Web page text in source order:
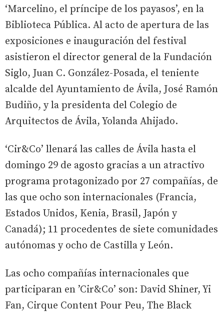
‘Marcelino, el príncipe de los payasos’, en la
Biblioteca Pública. Al acto de apertura de las
exposiciones e inauguración del festival
asistieron el director general de la Fundación
Siglo, Juan C. González-Posada, el teniente
alcalde del Ayuntamiento de Ávila, José Ramón
Budiño, y la presidenta del Colegio de
Arquitectos de Ávila, Yolanda Ahijado.
‘Cir&Co’ llenará las calles de Ávila hasta el
domingo 29 de agosto gracias a un atractivo
programa protagonizado por 27 compañías, de
las que ocho son internacionales (Francia,
Estados Unidos, Kenia, Brasil, Japón y
Canadá); 11 procedentes de siete comunidades
autónomas y ocho de Castilla y León.
Las ocho compañías internacionales que
participaran en ’Cir&Co’ son: David Shiner, Yi
Fan, Cirque Content Pour Peu, The Black